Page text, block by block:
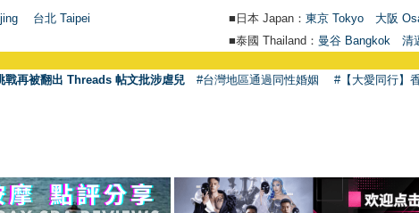
台北 Taipei ■日本 Japan： 東京 Tokyo 大阪
■泰國 Thailand： 曼谷 Bangkok
清
再被翻出 Threads 帖文批涉虐兒 #台灣地區通過同性婚姻 #【大愛同行】